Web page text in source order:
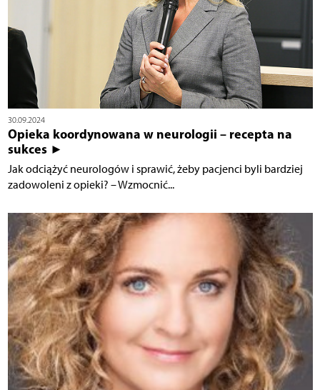
30.09.2024
Opieka koordynowana w neurologii – recepta na
sukces ►
Jak odciążyć neurologów i sprawić, żeby pacjenci byli bardziej
zadowoleni z opieki? – Wzmocnić...